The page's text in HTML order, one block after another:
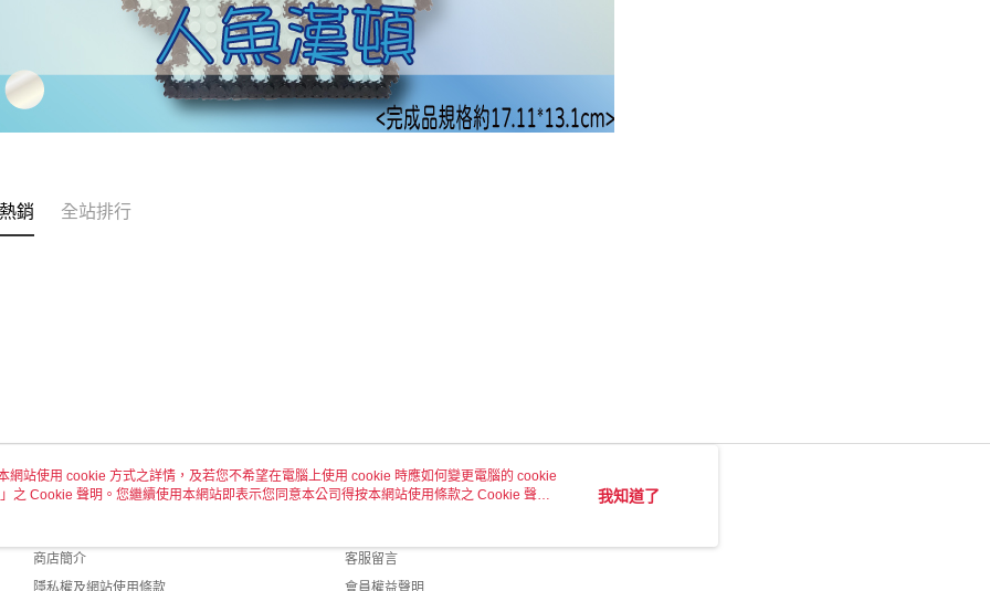
銷 全站排行
關於我們
商店簡介
隱私權及網站使用條款
客服資訊
客服留言
會員權益聲明
網站使用 cookie 方式之詳情，及若您不希望在電腦上使用 cookie 時應如何變更電腦的 cookie
」之 Cookie 聲明。您繼續使用本網站即表示您同意本公司得按本網站使用條款之 Cookie 聲明
我知道了